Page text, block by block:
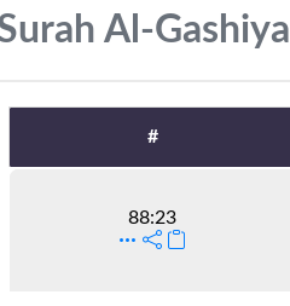
Al-Gashiya
#
88:23